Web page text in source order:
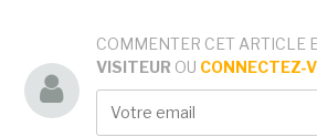
COMMENTER CET ARTICLE
VISITEUR OU CONNECTEZ-